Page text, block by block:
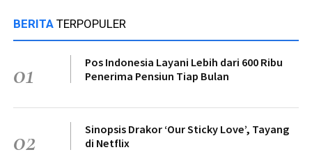
BERITA TERPOPULER
01
Pos Indonesia Layani Lebih dari 600 Ribu
Penerima Pensiun Tiap Bulan
02
Sinopsis Drakor ‘Our Sticky Love’, Tayang
di Netflix